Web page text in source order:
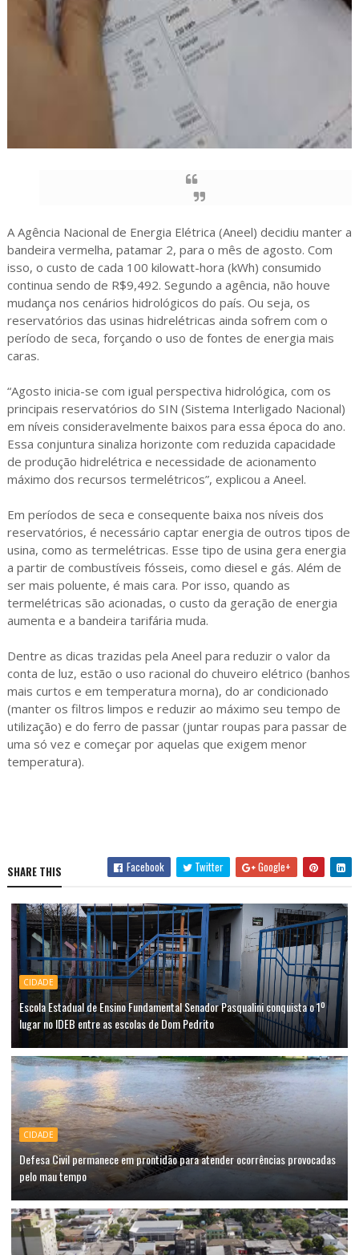
A Agência Nacional de Energia Elétrica (Aneel) decidiu manter a
bandeira vermelha, patamar 2, para o mês de agosto. Com
isso, o custo de cada 100 kilowatt-hora (kWh) consumido
continua sendo de R$9,492. Segundo a agência, não houve
mudança nos cenários hidrológicos do país. Ou seja, os
reservatórios das usinas hidrelétricas ainda sofrem com o
período de seca, forçando o uso de fontes de energia mais
caras.
“Agosto inicia-se com igual perspectiva hidrológica, com os
principais reservatórios do SIN (Sistema Interligado Nacional)
em níveis consideravelmente baixos para essa época do ano.
Essa conjuntura sinaliza horizonte com reduzida capacidade
de produção hidrelétrica e necessidade de acionamento
máximo dos recursos termelétricos”, explicou a Aneel.
Em períodos de seca e consequente baixa nos níveis dos
reservatórios, é necessário captar energia de outros tipos de
usina, como as termelétricas. Esse tipo de usina gera energia
a partir de combustíveis fósseis, como diesel e gás. Além de
ser mais poluente, é mais cara. Por isso, quando as
termelétricas são acionadas, o custo da geração de energia
aumenta e a bandeira tarifária muda.
Dentre as dicas trazidas pela Aneel para reduzir o valor da
conta de luz, estão o uso racional do chuveiro elétrico (banhos
mais curtos e em temperatura morna), do ar condicionado
(manter os filtros limpos e reduzir ao máximo seu tempo de
utilização) e do ferro de passar (juntar roupas para passar de
uma só vez e começar por aquelas que exigem menor
temperatura).
SHARE THIS Facebook Twitter Google+
CIDADE
Escola Estadual de Ensino Fundamental Senador Pasqualini conquista o 1º
lugar no IDEB entre as escolas de Dom Pedrito
CIDADE
Defesa Civil permanece em prontidão para atender ocorrências provocadas
pelo mau tempo